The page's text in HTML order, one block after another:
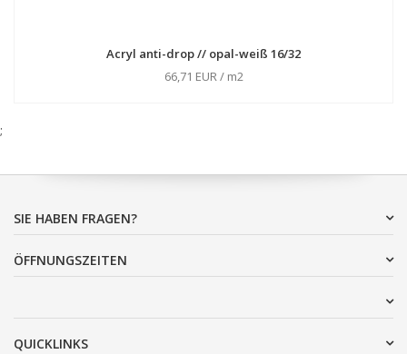
Acryl anti-drop // opal-weiß 16/32
66,71 EUR / m2
;
SIE HABEN FRAGEN?
ÖFFNUNGSZEITEN
QUICKLINKS